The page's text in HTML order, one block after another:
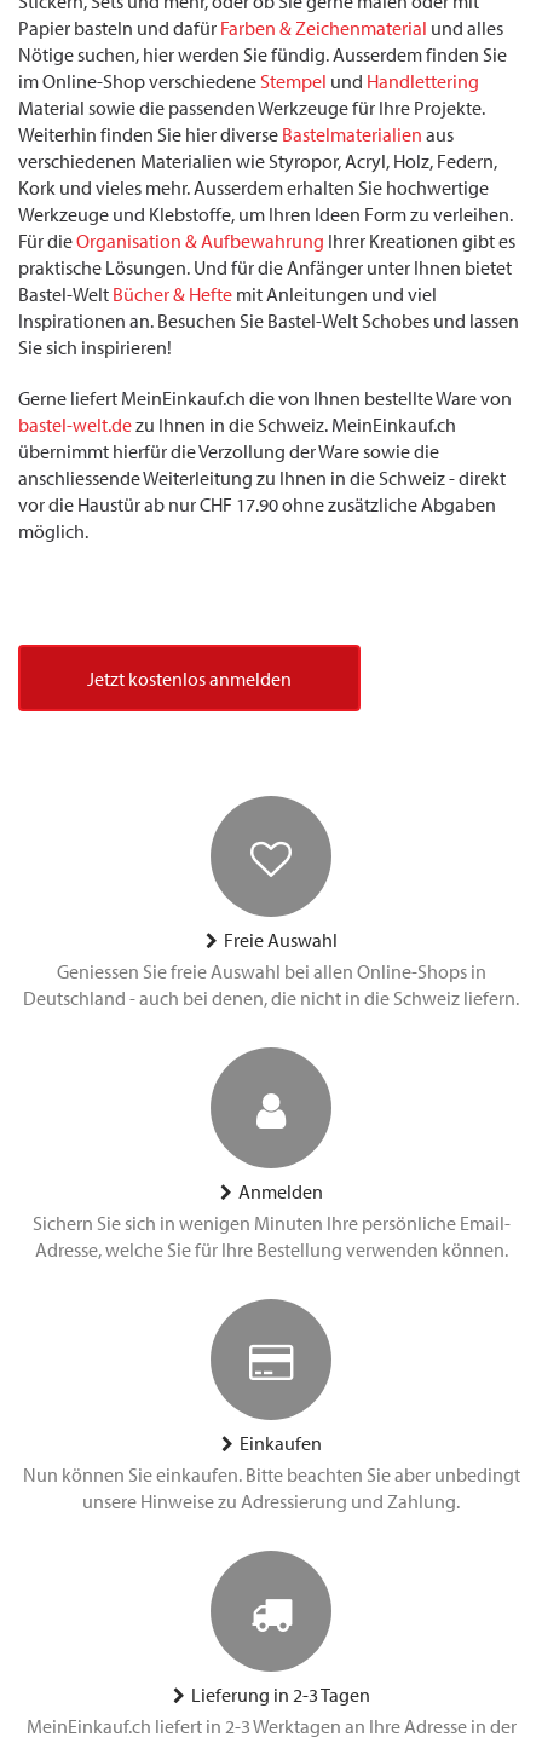
Papier basteln und dafür Farben & Zeichenmaterial und alles
Nötige suchen, hier werden Sie fündig. Ausserdem finden Sie
im Online-Shop verschiedeneStempel und Handlettering
Material sowie die passenden Werkzeuge für Ihre Projekte.
Weiterhin finden Sie hier diverse Bastelmaterialien aus
verschiedenen Materialien wie Styropor, Acryl, Holz, Federn,
Kork und vieles mehr. Ausserdem erhalten Sie hochwertige
Werkzeuge und Klebstoffe, um Ihren Ideen Form zu verleihen.
Für dieOrganisation & Aufbewahrung Ihrer Kreationen gibt es
praktische Lösungen. Und für die Anfänger unter Ihnen bietet
Bastel-Welt Bücher & Hefte mit Anleitungen und viel
Inspirationen an. Besuchen Sie Bastel-Welt Schobes und lassen
Sie sich inspirieren!
Gerne liefert MeinEinkauf.ch die von Ihnen bestellte Ware von
bastel-welt.dezu Ihnen in die Schweiz. MeinEinkauf.ch
übernimmt hierfür die Verzollung der Ware sowie die
anschliessende Weiterleitung zu Ihnen in die Schweiz - direkt
vor die Haustür ab nur CHF 17.90 ohne zusätzliche Abgaben
möglich.
Jetzt kostenlos anmelden
Freie Auswahl
Geniessen Sie freie Auswahl bei allen Online-Shops in
Deutschland - auch bei denen, die nicht in die Schweiz liefern.
Anmelden
Sichern Sie sich in wenigen Minuten Ihre persönliche Email-
Adresse, welche Sie für Ihre Bestellung verwenden können.
Einkaufen
Nun können Sie einkaufen. Bitte beachten Sie aber unbedingt
unsere Hinweise zu Adressierung und Zahlung.
Lieferung in 2-3 Tagen
MeinEinkauf.ch liefert in 2-3 Werktagen an Ihre Adresse in der